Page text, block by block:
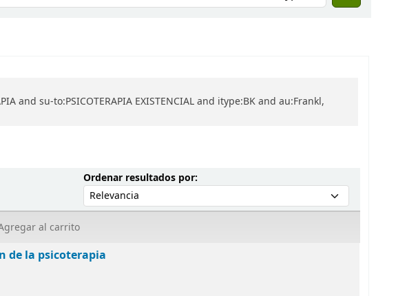
and su-to:PSICOTERAPIA EXISTENCIAL and itype:BK and au:Frankl,
Ordenar resultados por:Ordenar por:
al carrito
de la psicoterapia